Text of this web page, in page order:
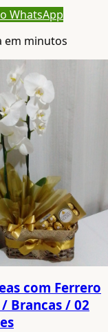
WhatsApp
em minutos
com Ferrero
Brancas / 02